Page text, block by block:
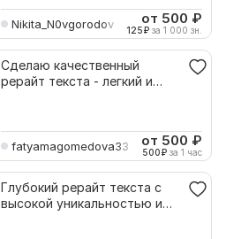
Nikita_N0vgorodov от 500 ₽
125₽ за 1 000 зн.
Сделаю качественный
рерайт текста - легкий и
fatyamagomedova33 от 500 ₽
500₽ за 1 час
Глубокий рерайт текста с
высокой уникальностью и